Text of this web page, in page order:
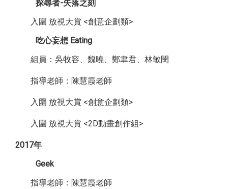
探尋者-失落之刻
入圍 放視大賞 <創意企劃類>
吃心妄想 Eating
組員：吳牧容、魏曉、鄭聿君、林敏閔
指導老師：陳慧霞老師
入圍 放視大賞 <創意企劃類>
入圍 放視大賞 <2D動畫創作組>
2017年
Geek
指導老師：陳慧霞老師